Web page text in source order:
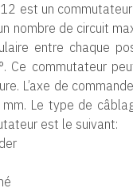
12 est un
nombre de circuit
entre chaque
Ce commutateur
L’axe de
Le type de
est le suivant: